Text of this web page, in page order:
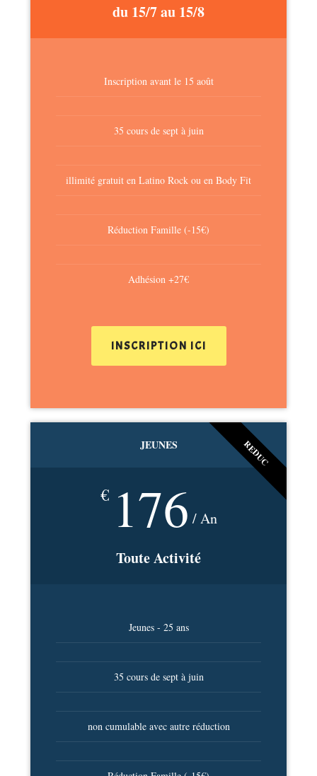
du 15/7 au 15/8
Inscription avant le 15 août
35 cours de sept à juin
illimité gratuit en Latino Rock ou en Body Fit
Réduction Famille (-15€)
Adhésion +27€
INSCRIPTION ICI
JEUNES REDUC
€ 176 / An
Toute Activité
Jeunes - 25 ans
35 cours de sept à juin
non cumulable avec autre réduction